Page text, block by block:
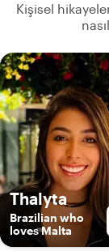
Kişisel
Thalyta
Brazilian who
loves Malta